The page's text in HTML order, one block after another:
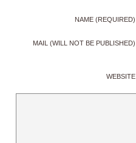
NAME (REQUIRED)
MAIL (WILL NOT BE PUBLISHED)
WEBSITE